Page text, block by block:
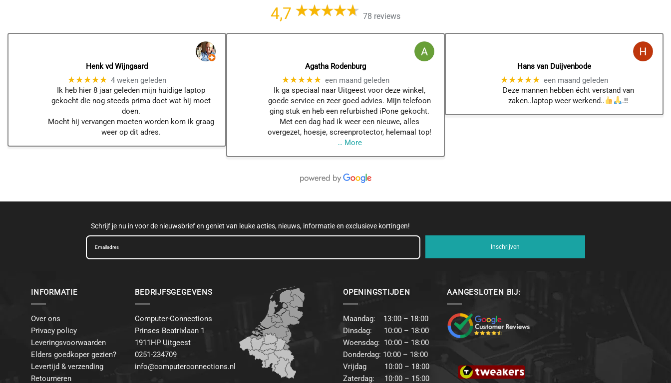
4,7 78 reviews
Henk vd Wijngaard
★★★★★ 4 weken geleden
Ik heb hier 8 jaar geleden mijn huidige laptop
gekocht die nog steeds prima doet wat hij moet
doen.
Mocht hij vervangen moeten worden kom ik graag
weer op dit adres.
Agatha Rodenburg
★★★★★ een maand geleden
Ik ga speciaal naar Uitgeest voor deze winkel,
goede service en zeer goed advies. Mijn telefoon
ging stuk en heb een refurbished iPone gekocht.
Met een dag had ik weer een nieuwe, alles
overgezet, hoesje, screenprotector, helemaal top!
… More
Hans van Duijvenbode
★★★★★ een maand geleden
Deze mannen hebben écht verstand van
zaken..laptop weer werkend..
.!!
Schrijf je nu in voor de nieuwsbrief en geniet van leuke acties, nieuws, informatie en exclusieve kortingen!
Inschrijven
INFORMATIE
Over ons
Privacy policy
Leveringsvoorwaarden
Elders goedkoper gezien?
Levertijd & verzending
Retourneren
BEDRIJFSGEGEVENS
Computer-Connections
Prinses Beatrixlaan 1
1911HP Uitgeest
0251-234709
info@computerconnections.nl
OPENINGSTIJDEN
Maandag: 13:00 – 18:00
Dinsdag: 10:00 – 18:00
Woensdag: 10:00 – 18:00
Donderdag: 10:00 – 18:00
Vrijdag 10:00 – 18:00
Zaterdag: 10:00 – 15:00
AANGESLOTEN BIJ: